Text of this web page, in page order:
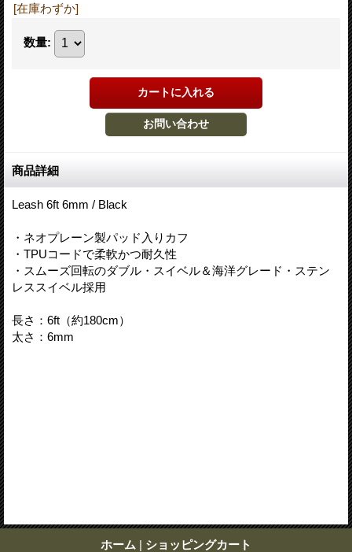
[在庫わずか]
数量:
商品詳細
Leash 6ft 6mm / Black
・ネオプレーン製パッド入りカフ
・TPUコードで柔軟かつ耐久性
・スムーズ回転のダブル・スイベル＆海洋グレード・ステン
レススイベル採用
長さ：6ft（約180cm）
太さ：6mm
ホーム | ショッピングカート